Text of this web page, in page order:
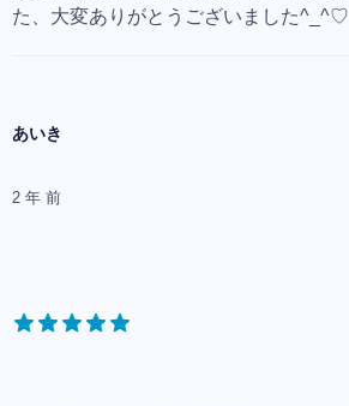
た、大変ありがとうございました^_^♡
あいき
2 年 前